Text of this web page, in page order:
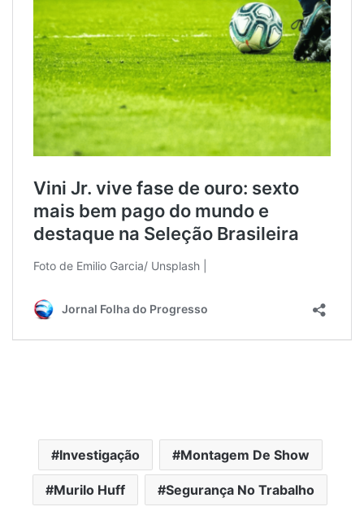
Investigação Montagem De Show
Murilo Huff Segurança No Trabalho